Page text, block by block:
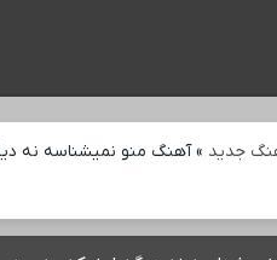
جدید »آهنگ منو نمیشناسه نه